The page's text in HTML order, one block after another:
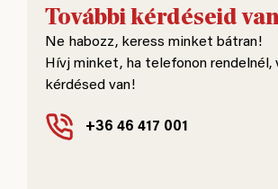
További kérdéseid
Ne habozz, keress minket bátran!
Hívj minket, ha telefonon rendelnél,
kérdésed van!
+36 46 417 001